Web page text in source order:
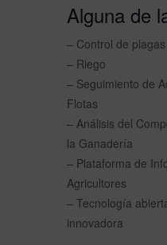
Alguna de
– Control de plagas
– Riego
– Seguimiento de
Flotas
– Análisis del
la Ganadería
– Plataforma de
Agricultores
– Tecnología
innovadora